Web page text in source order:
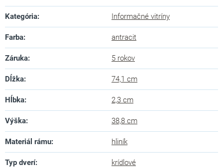
Kategória: Informačné vitríny
Farba: antracit
Záruka: 5 rokov
Dĺžka: 74,1 cm
Hĺbka: 2,3 cm
Výška: 38,8 cm
Materiál rámu: hliník
Typ dverí: krídlové